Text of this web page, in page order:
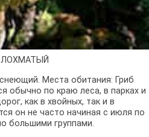
ЛОХМАТЫЙ
Места обитания: Гриб
обычно по краю леса, в парках и
как в хвойных, так и в
он не часто начиная с июля по
большими группами.